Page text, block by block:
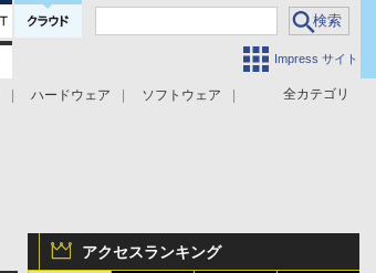
Impress サイト
全カテゴリ
ハードウェア
ソフトウェア
アクセスランキング